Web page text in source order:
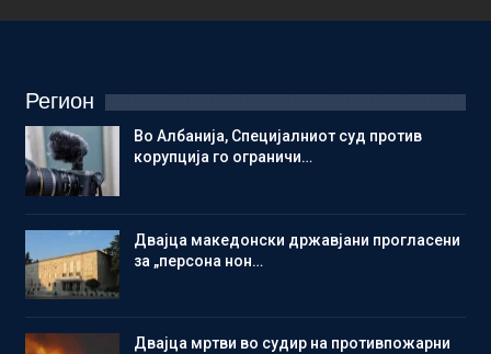
Регион
Во Албанија, Специјалниот суд против
корупција го ограничи…
Двајца македонски државјани прогласени
за „персона нон…
Двајца мртви во судир на противпожарни